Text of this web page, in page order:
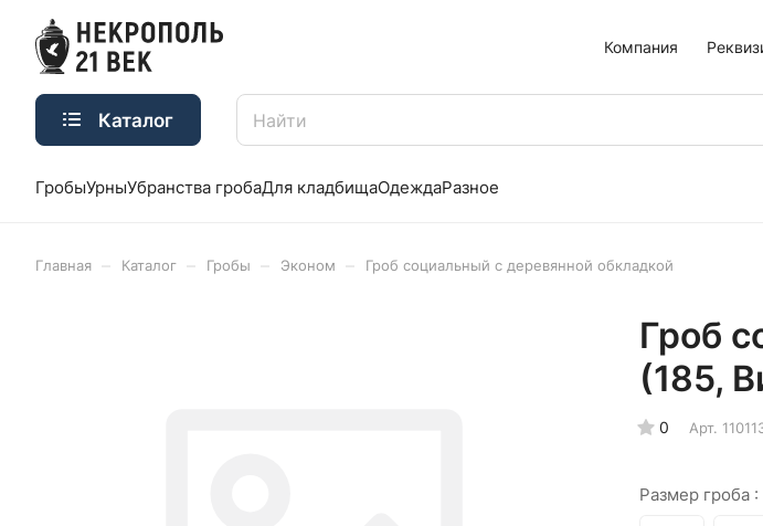
Компания
Каталог
ГробыУрныУбранства гробаДля кладбищаОдеждаРазное
Главная Каталог Гробы Эконом Гроб социальный с деревянной обкладкой
Гроб
(185,
0 Арт.
Размер гроба :